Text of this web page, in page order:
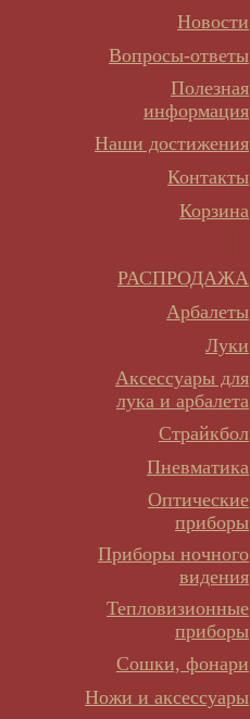
Новости
Вопросы-ответы
Полезная
информация
Наши достижения
Контакты
Корзина
РАСПРОДАЖА
Арбалеты
Луки
Аксессуары для
лука и арбалета
Страйкбол
Пневматика
Оптические
приборы
Приборы ночного
видения
Тепловизионные
приборы
Сошки, фонари
Ножи и аксессуары